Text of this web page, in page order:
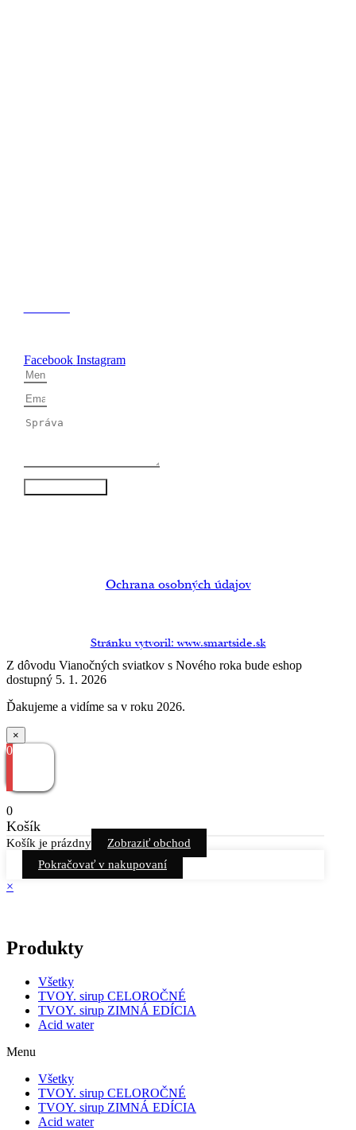
Facebook Instagram
Ochrana osobných údajov
Stránku vytvoril: www.smartside.sk
Z dôvodu Vianočných sviatkov s Nového roka bude eshop
dostupný 5. 1. 2026
Ďakujeme a vidíme sa v roku 2026.
×
0
0
Košík
Košík je prázdny
Zobraziť obchod
Pokračovať v nakupovaní
×
Produkty
Všetky
TVOY. sirup CELOROČNÉ
TVOY. sirup ZIMNÁ EDÍCIA
Acid water
Menu
Všetky
TVOY. sirup CELOROČNÉ
TVOY. sirup ZIMNÁ EDÍCIA
Acid water